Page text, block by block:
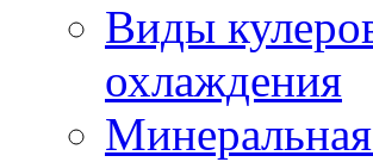
Виды
охлаждения